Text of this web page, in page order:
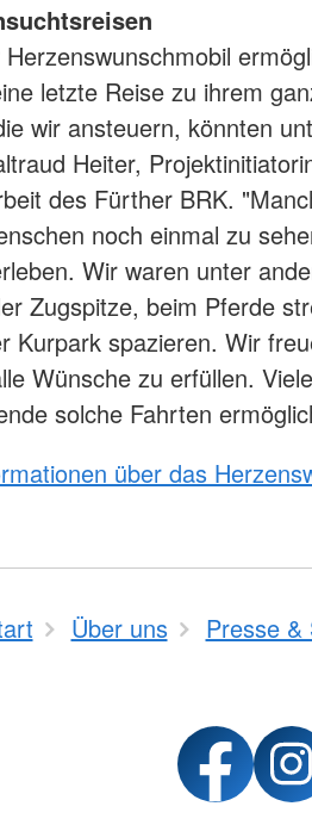
letzte Reise zu ihrem
wir ansteuern, könnten
Heiter,
des Fürther BRK.
noch einmal zu
Wir waren unter
Zugspitze, beim Pferde
Kurpark spazieren. Wir
Wünsche zu erfüllen.
solche Fahrten
über das
Über uns Presse &